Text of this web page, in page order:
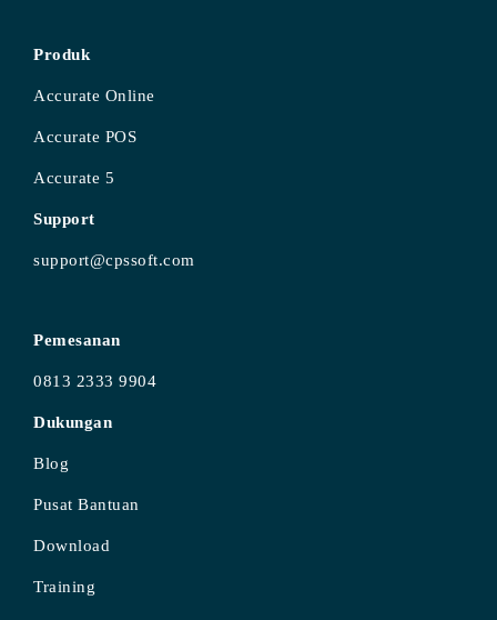
Produk
Accurate Online
Accurate POS
Accurate 5
Support
support@cpssoft.com
Pemesanan
0813 2333 9904
Dukungan
Blog
Pusat Bantuan
Download
Training